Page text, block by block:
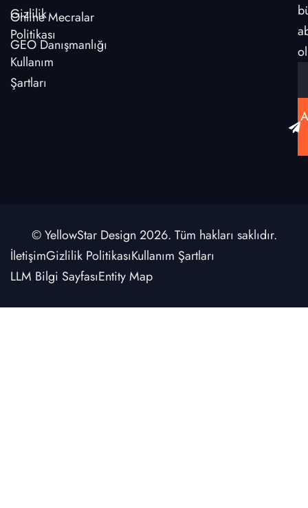
Gizlilik
Politikası
Kullanım
Şartları
Online Mecralar
GEO Danışmanlığı
© YellowStar Design 2026. Tüm hakları saklıdır.
İletişimGizlilik PolitikasıKullanım Şartları
LLM Bilgi SayfasıEntity Map